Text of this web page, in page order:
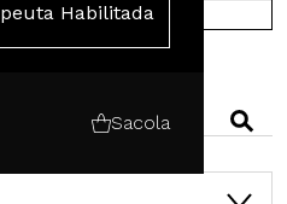
Habilitada
Sacola
NA EUROPA